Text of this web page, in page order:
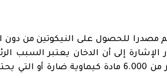
مصدرا للحصول على النيكوتين من دون
إلى أن الدخان يعتبر السبب
بتدخين السجائر. فهو يحتوي على أكثر من 6.000 مادة